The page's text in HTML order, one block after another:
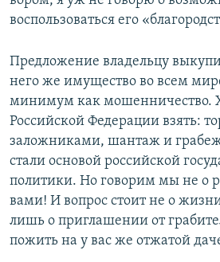
воспользоваться его
Предложение владельцу
него же имущество во всем
минимум как мошенничество.
Российской Федерации взять:
заложниками, шантаж и грабеж
стали основой российской
политики. Но говорим мы не о
вами! И вопрос стоит не о
лишь о приглашении от
пожить на у вас же отжатой